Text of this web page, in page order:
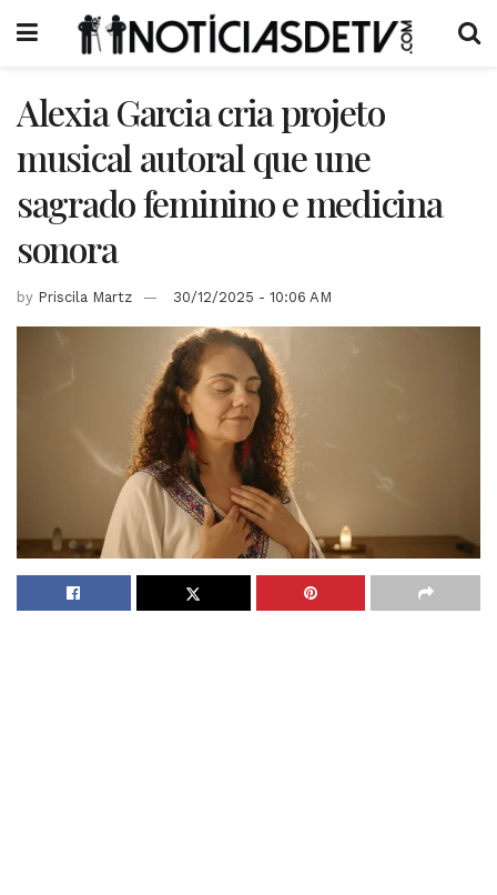
Alexia Garcia cria projeto
musical autoral que une
sagrado feminino e medicina
sonora
by Priscila Martz 30/12/2025 - 10:06 AM